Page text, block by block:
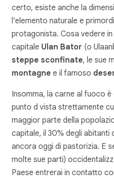
certo, esiste anche la
l’elemento naturale e
protagonista. Cosa vedere in
capitale Ulan Bator (o
steppe sconfinate, le sue
montagne e il famoso
Insomma, la carne al fuoco
punto d vista strettamente
maggior parte della
capitale, il 30% degli abitanti
ancora oggi di pastorizia. E
molte sue parti)
Paese entrerai in contatto